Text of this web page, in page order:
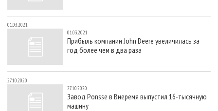
01.03.2021
01.03.2021
Прибыль компании John Deere увеличилась за
год более чем в два раза
27.10.2020
27.10.2020
Завод Ponsse в Виеремя выпустил 16-тысячную
машину